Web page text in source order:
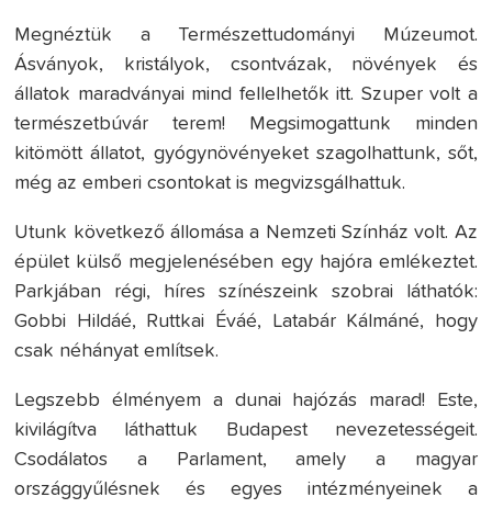
Megnéztük a Természettudományi Múzeumot.
Ásványok, kristályok, csontvázak, növények és
állatok maradványai mind fellelhetők itt. Szuper volt a
természetbúvár terem! Megsimogattunk minden
kitömött állatot, gyógynövényeket szagolhattunk, sőt,
még az emberi csontokat is megvizsgálhattuk.
Utunk következő állomása a Nemzeti Színház volt. Az
épület külső megjelenésében egy hajóra emlékeztet.
Parkjában régi, híres színészeink szobrai láthatók:
Gobbi Hildáé, Ruttkai Éváé, Latabár Kálmáné, hogy
csak néhányat említsek.
Legszebb élményem a dunai hajózás marad! Este,
kivilágítva láthattuk Budapest nevezetességeit.
Csodálatos a Parlament, amely a magyar
országgyűlésnek és egyes intézményeinek a